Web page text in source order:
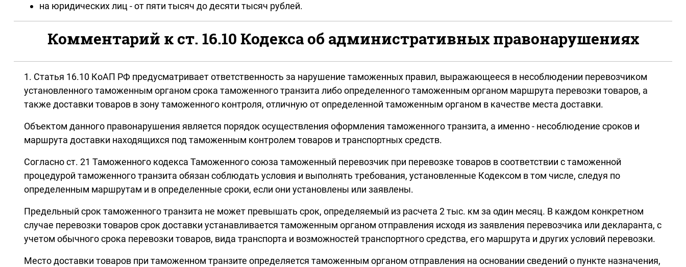
на юридических лиц - от пяти тысяч до десяти тысяч рублей.
Комментарий к ст. 16.10 Кодекса об административных правонарушениях
1. Статья 16.10 КоАП РФ предусматривает ответственность за нарушение таможенных правил, выражающееся в несоблюдении перевозчиком
установленного таможенным органом срока таможенного транзита либо определенного таможенным органом маршрута перевозки товаров, а
также доставки товаров в зону таможенного контроля, отличную от определенной таможенным органом в качестве места доставки.
Объектом данного правонарушения является порядок осуществления оформления таможенного транзита, а именно - несоблюдение сроков и
маршрута доставки находящихся под таможенным контролем товаров и транспортных средств.
Согласно ст. 21 Таможенного кодекса Таможенного союза таможенный перевозчик при перевозке товаров в соответствии с таможенной
процедурой таможенного транзита обязан соблюдать условия и выполнять требования, установленные Кодексом в том числе, следуя по
определенным маршрутам и в определенные сроки, если они установлены или заявлены.
Предельный срок таможенного транзита не может превышать срок, определяемый из расчета 2 тыс. км за один месяц. В каждом конкретном
случае перевозки товаров срок доставки устанавливается таможенным органом отправления исходя из заявления перевозчика или декларанта, с
учетом обычного срока перевозки товаров, вида транспорта и возможностей транспортного средства, его маршрута и других условий перевозки.
Место доставки товаров при таможенном транзите определяется таможенным органом отправления на основании сведений о пункте назначения,